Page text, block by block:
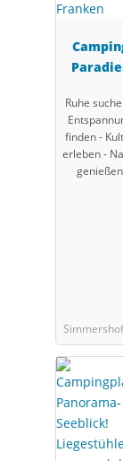
Ruhe
finden -
erleben -
genießen